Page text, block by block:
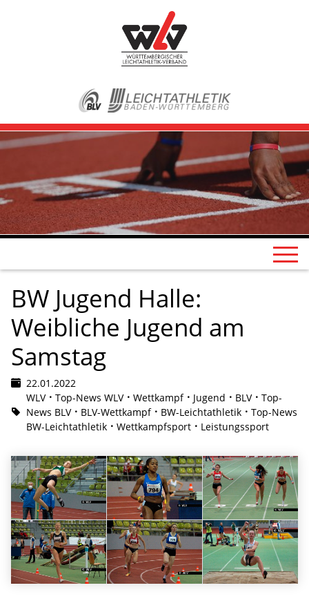
BW Jugend Halle:
Weibliche Jugend am
Samstag
22.01.2022
WLV
Top-News WLV Wettkampf Jugend BLV
Top-
News BLV
BLV-Wettkampf BW-Leichtathletik
Top-News
BW-Leichtathletik
Wettkampfsport Leistungssport